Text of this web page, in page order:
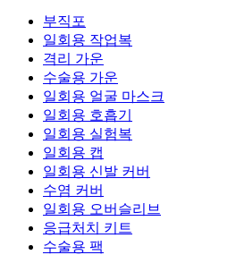
부직포
일회용 작업복
격리 가운
수술용 가운
일회용 얼굴 마스크
일회용 호흡기
일회용 실험복
일회용 캡
일회용 신발 커버
수염 커버
일회용 오버슬리브
응급처치 키트
수술용 팩